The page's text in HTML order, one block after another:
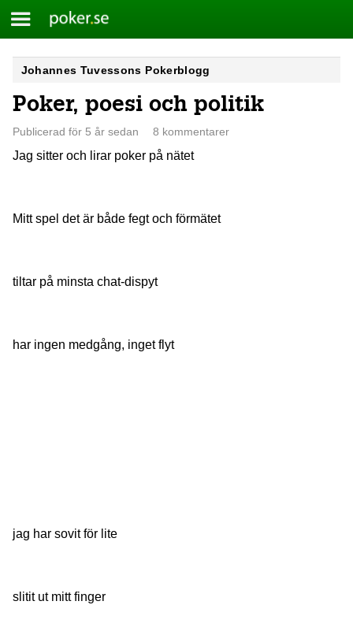
Skip
content
Meny
Poker.se
Johannes Tuvessons Pokerblogg
Poker, poesi och politik
Publicerad för 5 år sedan 8 kommentarer
Jag sitter och lirar poker på nätet
Mitt spel det är både fegt och förmätet
tiltar på minsta chat-dispyt
har ingen medgång, inget flyt
jag har sovit för lite
slitit ut mitt finger